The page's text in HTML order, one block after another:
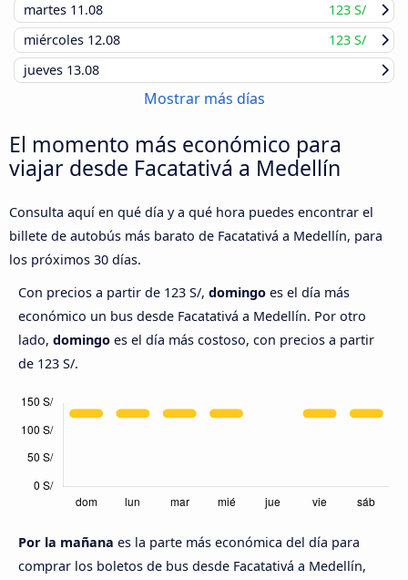
martes 11.08
123 S/
miércoles 12.08
123 S/
jueves 13.08
Mostrar más días
El momento más económico para
viajar desde Facatativá a Medellín
Consulta aquí en qué día y a qué hora puedes encontrar el
billete de autobús más barato de Facatativá a Medellín, para
los próximos 30 días.
Con precios a partir de 123 S/, domingo es el día más
económico un bus desde Facatativá a Medellín. Por otro
lado, domingo es el día más costoso, con precios a partir
de 123 S/.
Por la mañana es la parte más económica del día para
comprar los boletos de bus desde Facatativá a Medellín,